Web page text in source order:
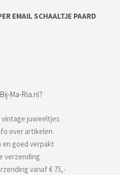
EMAIL SCHAALTJE PAARD
Ma-Ria.nl?
vintage juweeltjes
over artikelen
en goed verpakt
verzending
vanaf € 75,-